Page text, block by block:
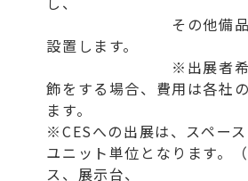
その他備品を必
設置します。
※出展者希望に
飾をする場合、費用は各社
ます。
※CESへの出展は、スペー
ユニット単位となります。
ス、展示台、